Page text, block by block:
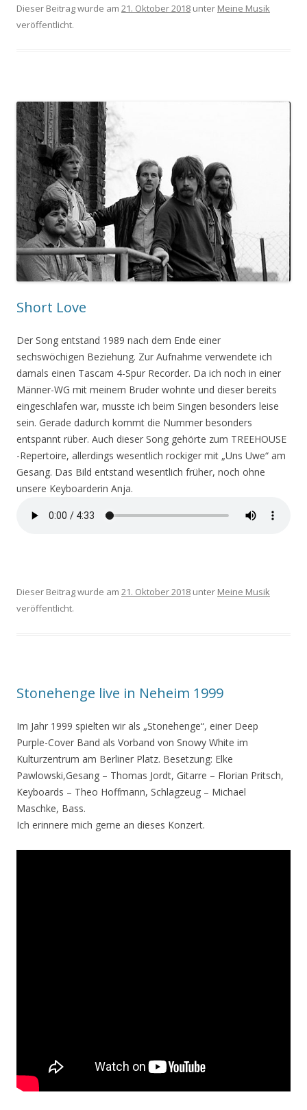
Dieser Beitrag wurde am 21. Oktober 2018 unter Meine Musik
veröffentlicht.
Short Love
Der Song entstand 1989 nach dem Ende einer
sechswöchigen Beziehung. Zur Aufnahme verwendete ich
damals einen Tascam 4-Spur Recorder. Da ich noch in einer
Männer-WG mit meinem Bruder wohnte und dieser bereits
eingeschlafen war, musste ich beim Singen besonders leise
sein. Gerade dadurch kommt die Nummer besonders
entspannt rüber. Auch dieser Song gehörte zum TREEHOUSE
-Repertoire, allerdings wesentlich rockiger mit „Uns Uwe“ am
Gesang. Das Bild entstand wesentlich früher, noch ohne
unsere Keyboarderin Anja.
Dieser Beitrag wurde am 21. Oktober 2018 unter Meine Musik
veröffentlicht.
Stonehenge live in Neheim 1999
Im Jahr 1999 spielten wir als „Stonehenge“, einer Deep
Purple-Cover Band als Vorband von Snowy White im
Kulturzentrum am Berliner Platz. Besetzung: Elke
Pawlowski,Gesang – Thomas Jordt, Gitarre – Florian Pritsch,
Keyboards – Theo Hoffmann, Schlagzeug – Michael
Maschke, Bass.
Ich erinnere mich gerne an dieses Konzert.